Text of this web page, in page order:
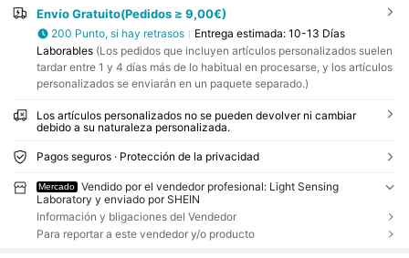
Envío Gratuito(Pedidos ≥ 9,00€)
200 Punto, si hay retrasos Entrega estimada: 10-13 Días
Laborables (Los pedidos que incluyen artículos personalizados suelen
tardar entre 1 y 4 días más de lo habitual en procesarse, y los artículos
personalizados se enviarán en un paquete separado.)
Los artículos personalizados no se pueden devolver ni cambiar
debido a su naturaleza personalizada.
Pagos seguros · Protección de la privacidad
Mercado
Vendido por el vendedor profesional: Light Sensing
Laboratory y enviado por SHEIN
Información y bligaciones del Vendedor
Para reportar a este vendedor y/o producto